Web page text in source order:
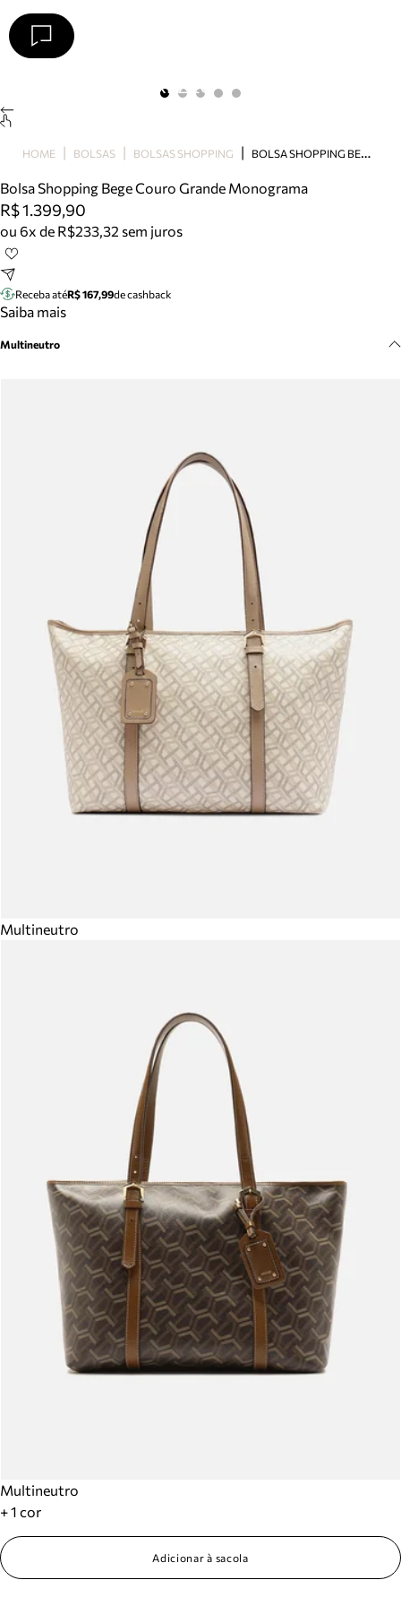
Papete
Scarpin
Mocassim
Bolsa
Tênis
Mule
Precisa de ajuda?
Arezzo
HOME BOLSAS BOLSAS SHOPPING B
OLSA SHOPPING BEGE COURO GRANDE MONOGRAMA
Bolsa Shopping Bege Couro Grande Monograma
R$ 1.399,90
ou 6x de R$233,32 sem juros
Receba atéR$ 167,99de cashback
Saiba mais
Multineutro
Multineutro
Multineutro
+ 1 cor
Adicionar à sacola